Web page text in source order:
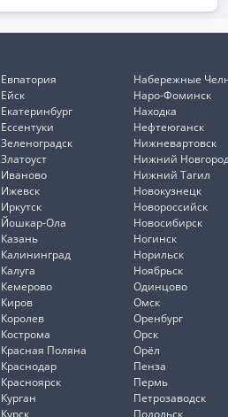
Евпатория
Ейск
Екатеринбург
Ессентуки
Зеленоградск
Златоуст
Иваново
Ижевск
Иркутск
Йошкар-Ола
Казань
Калининград
Калуга
Кемерово
Киров
Королев
Кострома
Красная Поляна
Краснодар
Красноярск
Курган
Курск
Набережные
Наро-Фоминск
Находка
Нефтеюганск
Нижневартовск
Нижний
Нижний Тагил
Новокузнецк
Новороссийск
Новосибирск
Ногинск
Норильск
Ноябрьск
Одинцово
Омск
Оренбург
Орск
Орёл
Пенза
Пермь
Петрозаводск
Подольск